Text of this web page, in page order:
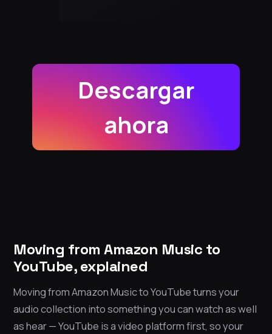
Descargar
ahora
Moving from Amazon Music to
YouTube, explained
Moving from Amazon Music to YouTube turns your
audio collection into something you can watch as well
as hear — YouTube is a video platform first, so your